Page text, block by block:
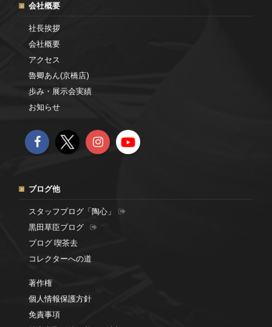
会社概要
社長挨拶
会社概要
アクセス
魯卿あん(京橋店)
歩み・展示会実績
お知らせ
ブログ他
スタッフブログ「陶心」
黒田草臣ブログ
ブログ 喫茶去
コレクターへの道
著作権
個人情報保護方針
免責事項